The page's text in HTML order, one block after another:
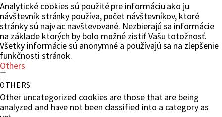
Analytické cookies sú použité pre informáciu ako ju
návštevník stránky používa, počet návštevníkov, ktoré
stránky sú najviac navštevované. Nezbierajú sa informácie
na základe ktorých by bolo možné zistiť Vašu totožnosť.
Všetky informácie sú anonymné a používajú sa na zlepšenie
funkčnosti stránok.
Others
OTHERS
Other uncategorized cookies are those that are being
analyzed and have not been classified into a category as